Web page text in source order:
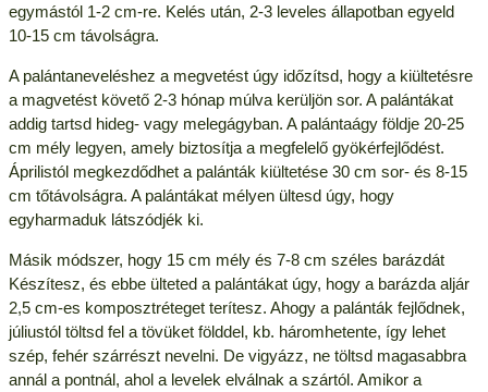
egymástól 1-2 cm-re. Kelés után, 2-3 leveles állapotban egyeld
10-15 cm távolságra.
A palántaneveléshez a megvetést úgy időzítsd, hogy a kiültetésre
a magvetést követő 2-3 hónap múlva kerüljön sor. A palántákat
addig tartsd hideg- vagy melegágyban. A palántaágy földje 20-25
cm mély legyen, amely biztosítja a megfelelő gyökérfejlődést.
Áprilistól megkezdődhet a palánták kiültetése 30 cm sor- és 8-15
cm tőtávolságra. A palántákat mélyen ültesd úgy, hogy
egyharmaduk látszódjék ki.
Másik módszer, hogy 15 cm mély és 7-8 cm széles barázdát
Készítesz, és ebbe ülteted a palántákat úgy, hogy a barázda aljár
2,5 cm-es komposztréteget terítesz. Ahogy a palánták fejlődnek,
júliustól töltsd fel a tövüket földdel, kb. háromhetente, így lehet
szép, fehér szárrészt nevelni. De vigyázz, ne töltsd magasabbra
annál a pontnál, ahol a levelek elválnak a szártól. Amikor a